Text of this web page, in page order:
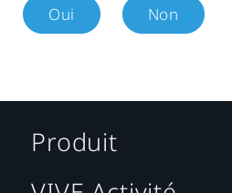
Oui Non
Produit